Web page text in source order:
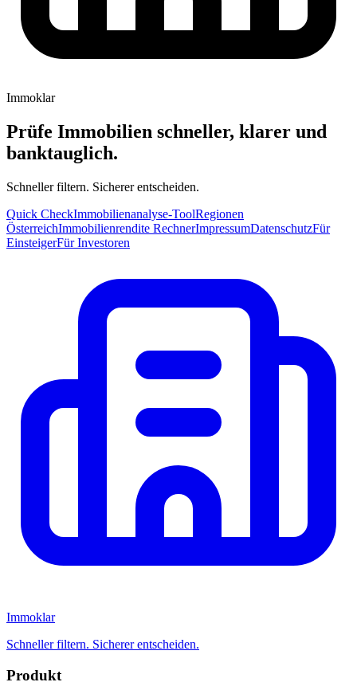
Immoklar
Prüfe Immobilien schneller, klarer und
banktauglich.
Schneller filtern. Sicherer entscheiden.
Quick CheckImmobilienanalyse-ToolRegionen
ÖsterreichImmobilienrendite RechnerImpressumDatenschutzFür
EinsteigerFür Investoren
Immoklar
Schneller filtern. Sicherer entscheiden.
Produkt